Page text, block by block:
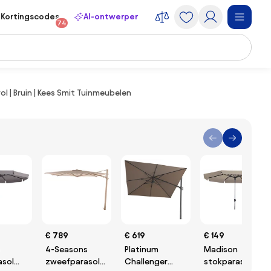
Kortingscodes
74
AI-ontwerper
| Bruin | Kees Smit Tuinmeubelen
€ 789
4-Seasons
zweefparasol
€ 619
Platinum
Challenger
€ 149
Madison
stokparasol